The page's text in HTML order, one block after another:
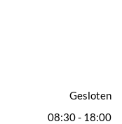
Gesloten
08:30 - 18:00